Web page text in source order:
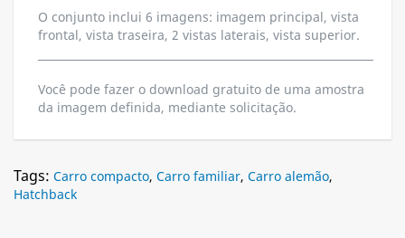
O conjunto inclui 6 imagens: imagem principal, vista
frontal, vista traseira, 2 vistas laterais, vista superior.
Você pode fazer o download gratuito de uma amostra
da imagem definida, mediante solicitação.
Tags: Carro compacto, Carro familiar, Carro alemão,
Hatchback